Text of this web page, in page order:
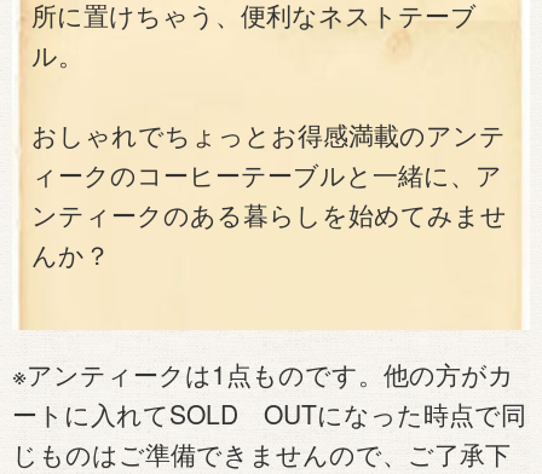
所に置けちゃう、便利なネストテーブ
ル。
おしゃれでちょっとお得感満載のアンテ
ィークのコーヒーテーブルと一緒に、ア
ンティークのある暮らしを始めてみませ
んか？
※アンティークは1点ものです。他の方がカ
ートに入れてSOLD OUTになった時点で同
じものはご準備できませんので、ご了承下